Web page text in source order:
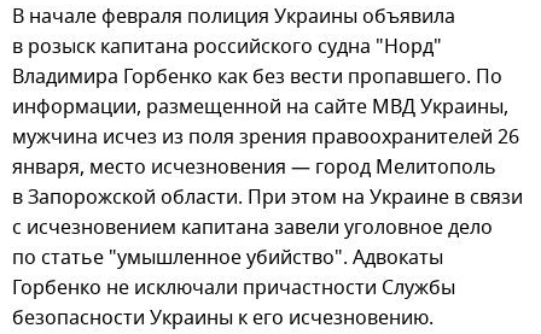
В начале февраля полиция Украины объявила
в розыск капитана российского судна "Норд"
Владимира Горбенко как без вести пропавшего. По
информации, размещенной на сайте МВД Украины,
мужчина исчез из поля зрения правоохранителей 26
января, место исчезновения — город Мелитополь
в Запорожской области. При этом на Украине в связи
с исчезновением капитана завели уголовное дело
по статье "умышленное убийство". Адвокаты
Горбенко не исключали причастности Службы
безопасности Украины к его исчезновению.